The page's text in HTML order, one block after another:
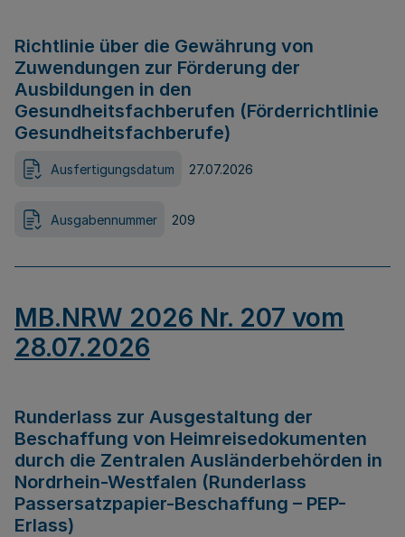
Richtlinie über die Gewährung von
Zuwendungen zur Förderung der
Ausbildungen in den
Gesundheitsfachberufen (Förderrichtlinie
Gesundheitsfachberufe)
Ausfertigungsdatum 27.07.2026
Ausgabennummer 209
MB.NRW 2026 Nr. 207 vom
28.07.2026
Runderlass zur Ausgestaltung der
Beschaffung von Heimreisedokumenten
durch die Zentralen Ausländerbehörden in
Nordrhein-Westfalen (Runderlass
Passersatzpapier-Beschaffung – PEP-
Erlass)